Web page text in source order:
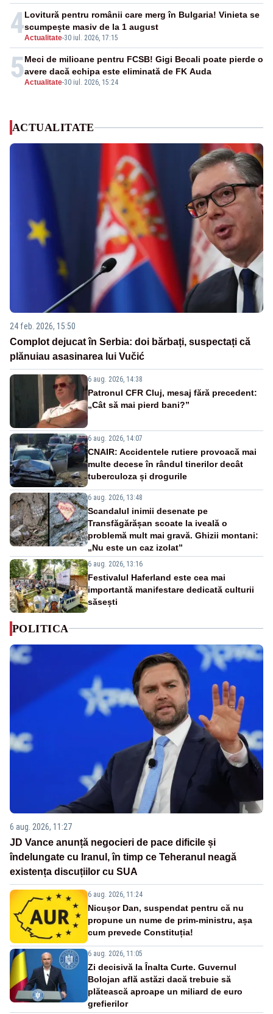
4Actualitate-30 iul. 2026, 17:15
Lovitură pentru românii care merg în Bulgaria! Vinieta se
scumpește masiv de la 1 august
5Actualitate-30 iul. 2026, 15:24
Meci de milioane pentru FCSB! Gigi Becali poate pierde o
avere dacă echipa este eliminată de FK Auda
ACTUALITATE
24 feb. 2026, 15:50
Complot dejucat în Serbia: doi bărbați, suspectați că
plănuiau asasinarea lui Vučić
6 aug. 2026, 14:38
Patronul CFR Cluj, mesaj fără precedent:
„Cât să mai pierd bani?”
6 aug. 2026, 14:07
CNAIR: Accidentele rutiere provoacă mai
multe decese în rândul tinerilor decât
tuberculoza și drogurile
6 aug. 2026, 13:48
Scandalul inimii desenate pe
Transfăgărășan scoate la iveală o
problemă mult mai gravă. Ghizii montani:
„Nu este un caz izolat”
6 aug. 2026, 13:16
Festivalul Haferland este cea mai
importantă manifestare dedicată culturii
săsești
POLITICA
6 aug. 2026, 11:27
JD Vance anunță negocieri de pace dificile și
îndelungate cu Iranul, în timp ce Teheranul neagă
existența discuțiilor cu SUA
6 aug. 2026, 11:24
Nicușor Dan, suspendat pentru că nu
propune un nume de prim-ministru, așa
cum prevede Constituția!
6 aug. 2026, 11:05
Zi decisivă la Înalta Curte. Guvernul
Bolojan află astăzi dacă trebuie să
plătească aproape un miliard de euro
grefierilor